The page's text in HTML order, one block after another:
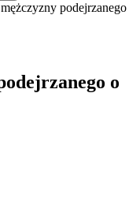
podejrzanego
o